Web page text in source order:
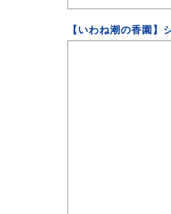
【いわね潮の香園】